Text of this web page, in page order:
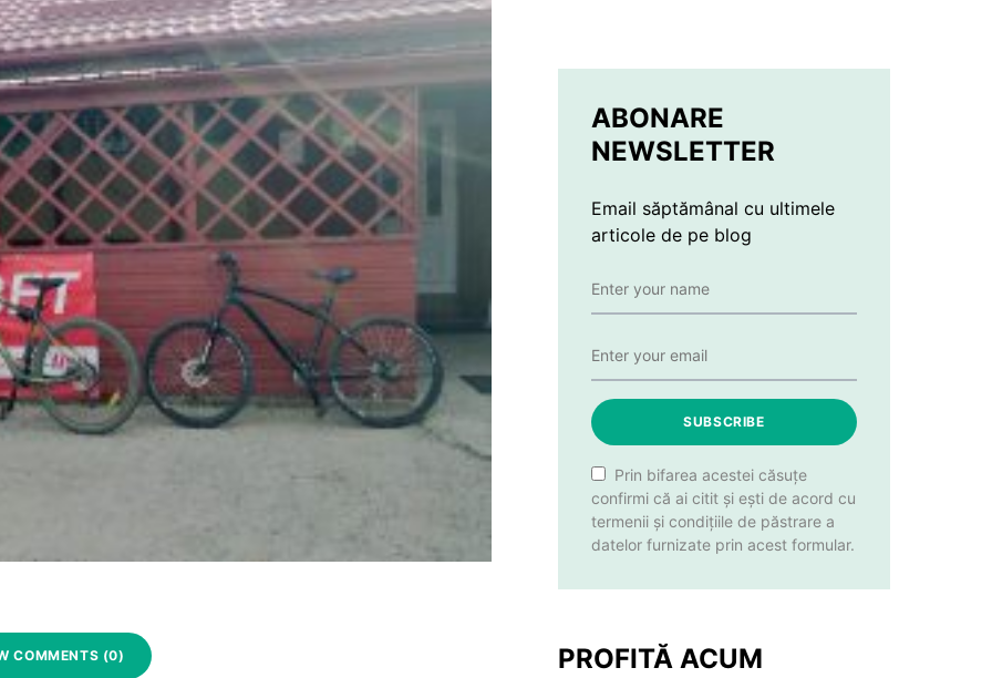
COMMENTS (0)
ABONARE
NEWSLETTER
Email săptămânal cu ultimele
articole de pe blog
SUBSCRIBE
Prin bifarea acestei căsuțe
confirmi că ai citit și ești de acord cu
termenii și condițiile de păstrare a
datelor furnizate prin acest formular.
PROFITĂ ACUM